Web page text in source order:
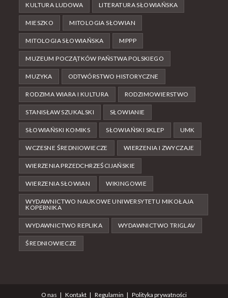
KULTURA LUDOWA LITERATURA SŁOWIAŃSKA
MIESZKO MITOLOGIA SŁOWIAN
MITOLOGIA SŁOWIAŃSKA MPPP
MUZEUM POCZĄTKÓW PAŃSTWA POLSKIEGO
MUZYKA ODTWÓRSTWO HISTORYCZNE
RODZIMA WIARA I KULTURA RODZIMOWIERSTWO
STANISŁAW SZUKALSKI SŁOWIANIE
SŁOWIAŃSKI KOMIKS SŁOWIAŃSKI SKLEP UMK
WCZESNE ŚREDNIOWIECZE WIERZENIA I ZWYCZAJE
WIERZENIA PRZEDCHRZEŚCIJAŃSKIE
WIERZENIA SŁOWIAN WIKINGOWIE
WYDAWNICTWO NAUKOWE UNIWERSYTETU MIKOŁAJA
KOPERNIKA
WYDAWNICTWO REPLIKA WYDAWNICTWO TRIGLAV
ŚREDNIOWIECZE
O nas Kontakt Regulamin Polityka prywatności